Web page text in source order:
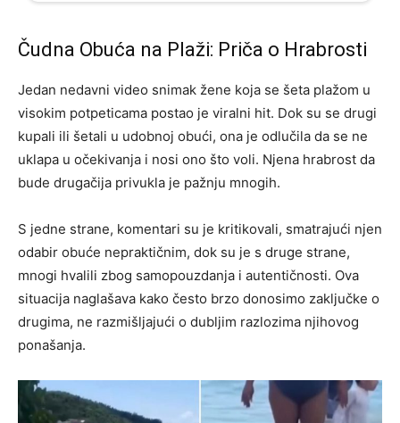
Čudna Obuća na Plaži: Priča o Hrabrosti
Jedan nedavni video snimak žene koja se šeta plažom u
visokim potpeticama postao je viralni hit. Dok su se drugi
kupali ili šetali u udobnoj obući, ona je odlučila da se ne
uklapa u očekivanja i nosi ono što voli. Njena hrabrost da
bude drugačija privukla je pažnju mnogih.
S jedne strane, komentari su je kritikovali, smatrajući njen
odabir obuće nepraktičnim, dok su je s druge strane,
mnogi hvalili zbog samopouzdanja i autentičnosti. Ova
situacija naglašava kako često brzo donosimo zaključke o
drugima, ne razmišljajući o dubljim razlozima njihovog
ponašanja.